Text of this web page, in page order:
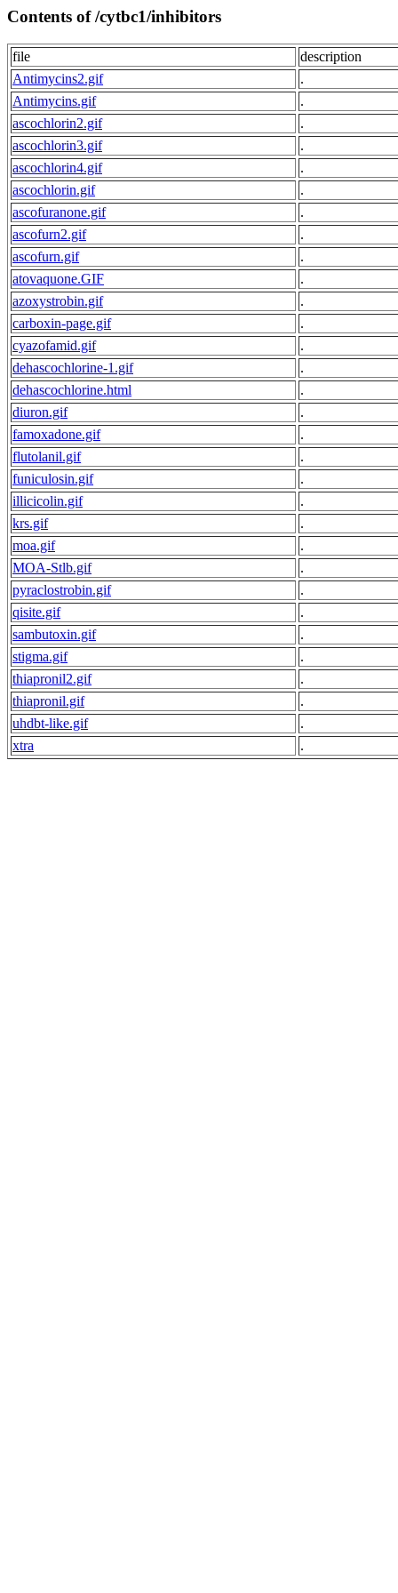
Contents of /cytbc1/inhibitors
file
description
Antimycins2.gif
.
Antimycins.gif
.
ascochlorin2.gif
.
ascochlorin3.gif
.
ascochlorin4.gif
.
ascochlorin.gif
.
ascofuranone.gif
.
ascofurn2.gif
.
ascofurn.gif
.
atovaquone.GIF
.
azoxystrobin.gif
.
carboxin-page.gif
.
cyazofamid.gif
.
dehascochlorine-1.gif
.
dehascochlorine.html
.
diuron.gif
.
famoxadone.gif
.
flutolanil.gif
.
funiculosin.gif
.
illicicolin.gif
.
krs.gif
.
moa.gif
.
MOA-Stlb.gif
.
pyraclostrobin.gif
.
qisite.gif
.
sambutoxin.gif
.
stigma.gif
.
thiapronil2.gif
.
thiapronil.gif
.
uhdbt-like.gif
.
xtra
.